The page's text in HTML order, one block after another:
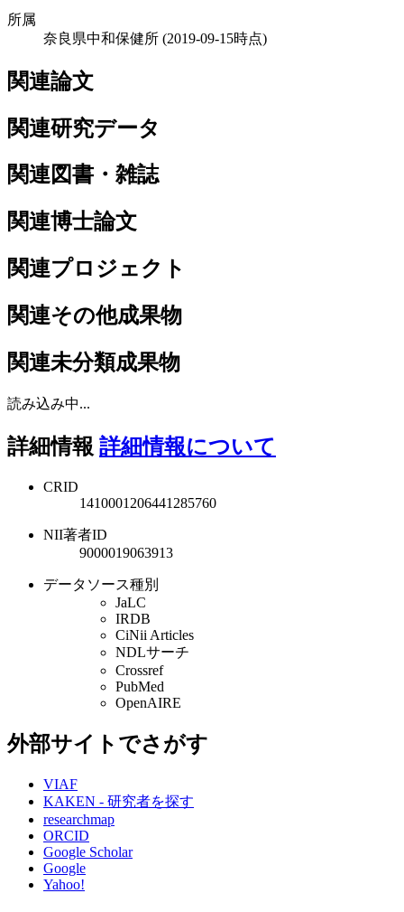
所属
奈良県中和保健所 (2019-09-15時点)
関連論文
関連研究データ
関連図書・雑誌
関連博士論文
関連プロジェクト
関連その他成果物
関連未分類成果物
読み込み中...
詳細情報 詳細情報について
CRID
1410001206441285760
NII著者ID
9000019063913
データソース種別
JaLC
IRDB
CiNii Articles
NDLサーチ
Crossref
PubMed
OpenAIRE
外部サイトでさがす
VIAF
KAKEN - 研究者を探す
researchmap
ORCID
Google Scholar
Google
Yahoo!